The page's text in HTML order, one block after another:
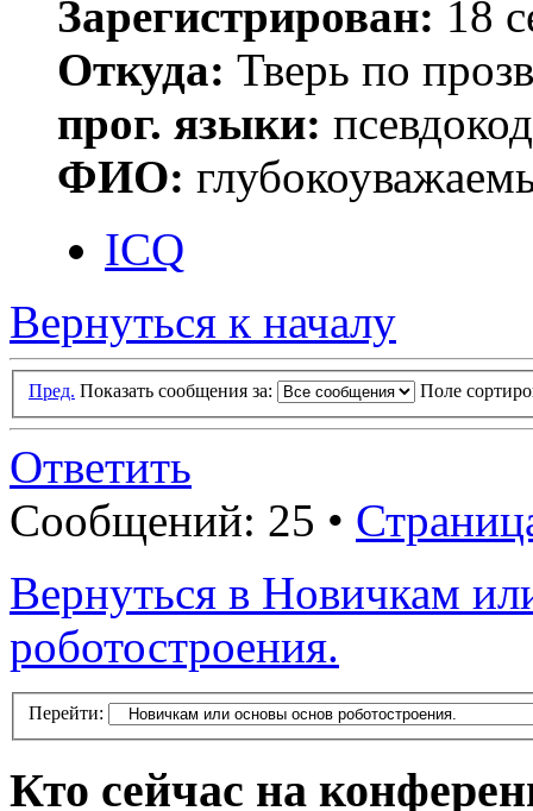
Зарегистрирован: 18
Откуда: Тверь по
прог. языки:
ФИО:
ICQ
Вернуться к началу
Пред. Показать сообщения за: Поле
Ответить
Сообщений: 25 •
Вернуться в Новичкам
роботостроения.
Перейти:
Кто сейчас на